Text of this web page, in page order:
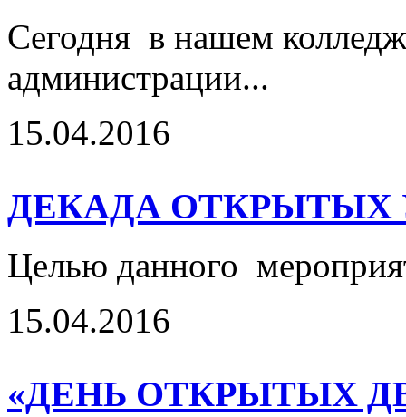
Сегодня в нашем
администрации...
15.04.2016
ДЕКАДА ОТКРЫТЫХ
Целью данного
15.04.2016
«ДЕНЬ ОТКРЫТЫХ